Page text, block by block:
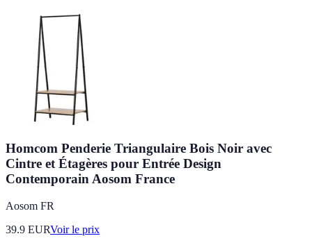
Homcom Penderie Triangulaire Bois Noir avec
Cintre et Étagères pour Entrée Design
Contemporain Aosom France
Aosom FR
39.9 EURVoir le prix